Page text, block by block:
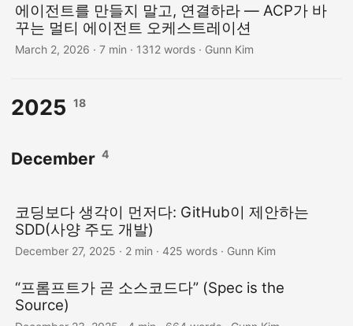
에이전트를 만들지 말고, 연결하라 — ACP가 바
꾸는 멀티 에이전트 오케스트레이션
March 2, 2026 · 7 min · 1312 words · Gunn Kim
2025 18
December 4
코딩보다 생각이 먼저다: GitHub이 제안하는
SDD(사양 주도 개발)
December 27, 2025 · 2 min · 425 words · Gunn Kim
“프롬프트가 곧 소스코드다” (Spec is the
Source)